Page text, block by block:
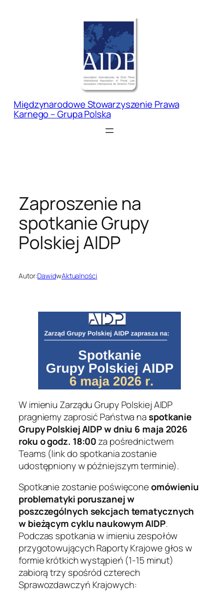
Międzynarodowe Stowarzyszenie Prawa
Karnego – Grupa Polska
Zaproszenie na
spotkanie Grupy
Polskiej AIDP
Autor:DawidwAktualności
W imieniu Zarządu Grupy Polskiej AIDP
pragniemy zaprosić Państwa naspotkanie
Grupy Polskiej AIDP w dniu 6 maja 2026
roku o godz. 18:00za pośrednictwem
Teams (link do spotkania zostanie
udostępniony w późniejszym terminie).
Spotkanie zostanie poświęconeomówieniu
problematyki poruszanej w
poszczególnych sekcjach tematycznych
w bieżącym cyklu naukowym AIDP.
Podczas spotkania w imieniu zespołów
przygotowujących Raporty Krajowe głos w
formie krótkich wystąpień (1-15 minut)
zabiorą trzy spośród czterech
Sprawozdawczyń Krajowych: